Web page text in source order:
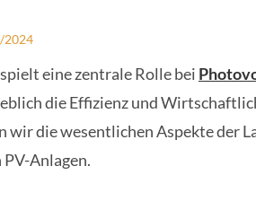
2024
eine zentrale Rolle bei
die Effizienz und
wir die wesentlichen Aspekte der
Anlagen.